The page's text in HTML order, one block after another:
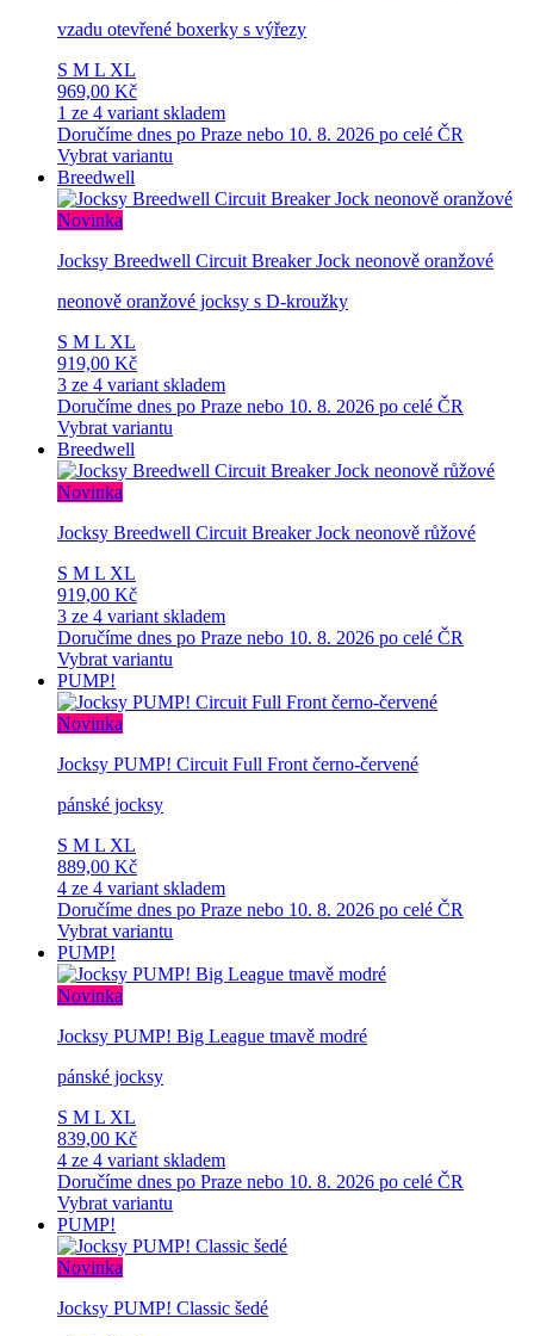
vzadu otevřené boxerky s výřezy
S M L XL
969,00 Kč
1 ze 4 variant skladem
Doručíme dnes po Praze nebo 10. 8. 2026 po celé ČR
Vybrat variantu
Breedwell
Novinka
Jocksy Breedwell Circuit Breaker Jock neonově oranžové
neonově oranžové jocksy s D-kroužky
S M L XL
919,00 Kč
3 ze 4 variant skladem
Doručíme dnes po Praze nebo 10. 8. 2026 po celé ČR
Vybrat variantu
Breedwell
Novinka
Jocksy Breedwell Circuit Breaker Jock neonově růžové
S M L XL
919,00 Kč
3 ze 4 variant skladem
Doručíme dnes po Praze nebo 10. 8. 2026 po celé ČR
Vybrat variantu
PUMP!
Novinka
Jocksy PUMP! Circuit Full Front černo-červené
pánské jocksy
S M L XL
889,00 Kč
4 ze 4 variant skladem
Doručíme dnes po Praze nebo 10. 8. 2026 po celé ČR
Vybrat variantu
PUMP!
Novinka
Jocksy PUMP! Big League tmavě modré
pánské jocksy
S M L XL
839,00 Kč
4 ze 4 variant skladem
Doručíme dnes po Praze nebo 10. 8. 2026 po celé ČR
Vybrat variantu
PUMP!
Novinka
Jocksy PUMP! Classic šedé